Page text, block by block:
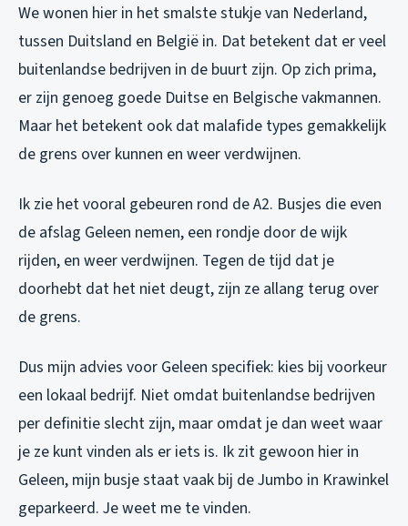
We wonen hier in het smalste stukje van Nederland,
tussen Duitsland en België in. Dat betekent dat er veel
buitenlandse bedrijven in de buurt zijn. Op zich prima,
er zijn genoeg goede Duitse en Belgische vakmannen.
Maar het betekent ook dat malafide types gemakkelijk
de grens over kunnen en weer verdwijnen.
Ik zie het vooral gebeuren rond de A2. Busjes die even
de afslag Geleen nemen, een rondje door de wijk
rijden, en weer verdwijnen. Tegen de tijd dat je
doorhebt dat het niet deugt, zijn ze allang terug over
de grens.
Dus mijn advies voor Geleen specifiek: kies bij voorkeur
een lokaal bedrijf. Niet omdat buitenlandse bedrijven
per definitie slecht zijn, maar omdat je dan weet waar
je ze kunt vinden als er iets is. Ik zit gewoon hier in
Geleen, mijn busje staat vaak bij de Jumbo in Krawinkel
geparkeerd. Je weet me te vinden.